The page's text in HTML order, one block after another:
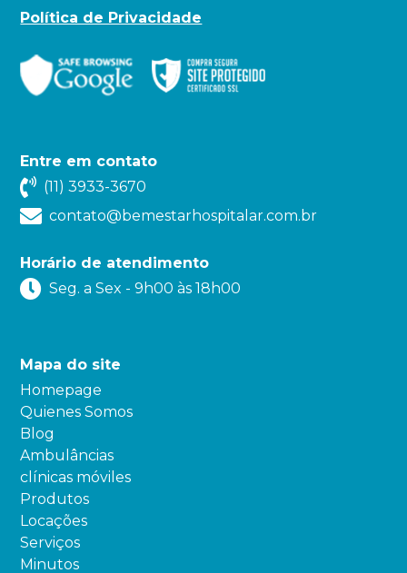
Política de Privacidade
Entre em contato
(11) 3933-3670
contato@bemestarhospitalar.com.br
Horário de atendimento
Seg. a Sex - 9h00 às 18h00
Mapa do site
Homepage
Quienes Somos
Blog
Ambulâncias
clínicas móviles
Produtos
Locações
Serviços
Minutos